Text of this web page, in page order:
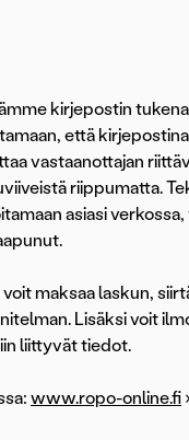
kirjepostin
että
vastaanottajan
riippumatta.
asiasi
maksaa laskun,
Lisäksi voit
liittyvät tiedot.
www.ropo-online.fi